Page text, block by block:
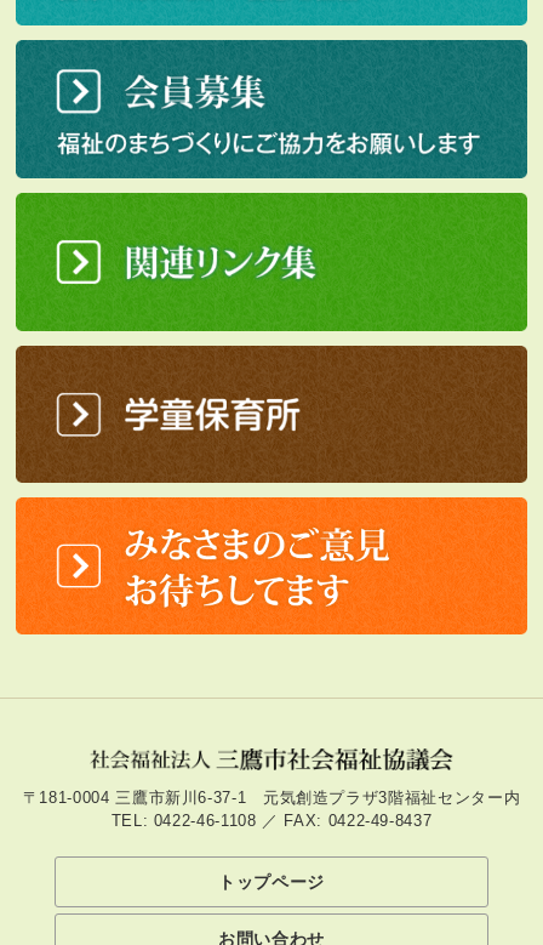
〒181-0004 三鷹市新川6-37-1 元気創造プラザ3階福祉センター内
TEL: 0422-46-1108 ／ FAX: 0422-49-8437
トップページ
お問い合わせ